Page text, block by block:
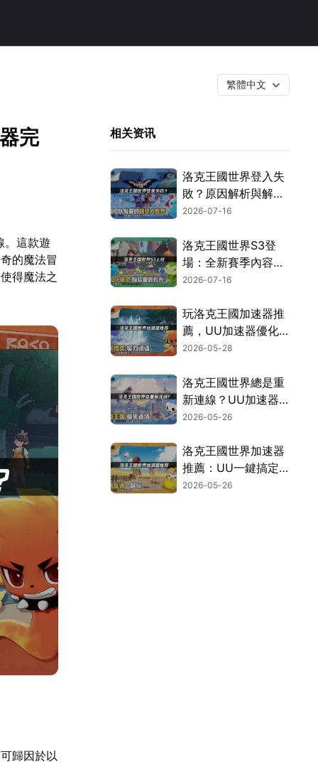
繁體中文
完
。這款遊
的魔法冒
得魔法之
歸因於以
相关资讯
洛克王國世界登入失
敗？原因解析與解決
技巧！
2026-07-16
洛克王國世界S3登
場：全新賽季內容與
暢遊攻略！
2026-07-16
玩洛克王國加速器推
薦，UU加速器優化
指南！
2026-05-28
洛克王國世界總是重
新連線？UU加速器
助你擺脫重連困擾！
2026-05-26
洛克王國世界加速器
推薦：UU一鍵搞定
延遲與掉包問題！
2026-05-26